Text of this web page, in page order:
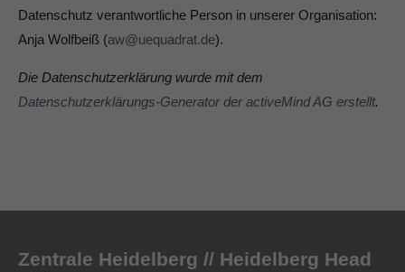
Datenschutz verantwortliche Person in unserer Organisation:
Anja Wolfbeiß (aw@uequadrat.de).
Die Datenschutzerklärung wurde mit dem
Datenschutzerklärungs-Generator der activeMind AG erstellt.
Zentrale Heidelberg // Heidelberg Head